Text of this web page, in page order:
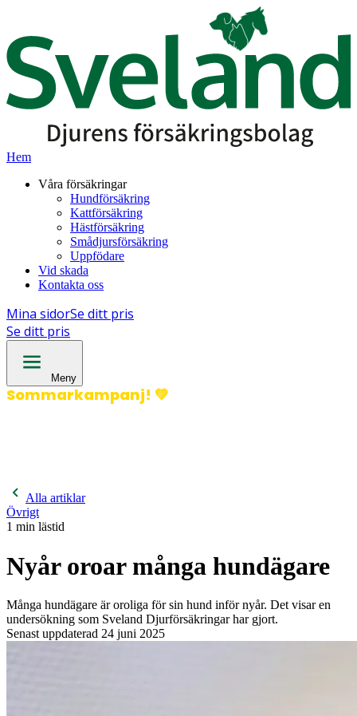
Hem
Våra försäkringar
Hundförsäkring
Kattförsäkring
Hästförsäkring
Smådjursförsäkring
Uppfödare
Vid skada
Kontakta oss
Mina sidorSe ditt pris
Se ditt pris
Meny
Sommarkampanj! 💚
Alla artiklar
Övrigt
1 min lästid
Nyår oroar många hundägare
Många hundägare är oroliga för sin hund inför nyår. Det visar en
undersökning som Sveland Djurförsäkringar har gjort.
Senast uppdaterad 24 juni 2025